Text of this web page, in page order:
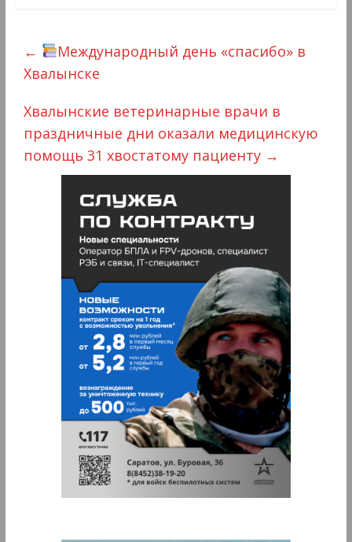
←
Международный день «спасибо» в
Хвалынске
Хвалынские ветеринарные врачи в
праздничные дни оказали медицинскую
помощь 31 хвостатому пациенту →